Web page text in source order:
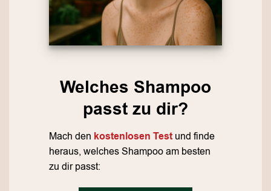
Welches Shampoo
passt zu dir?
Mach den kostenlosen Testund finde
heraus, welches Shampoo am besten
zu dir passt: